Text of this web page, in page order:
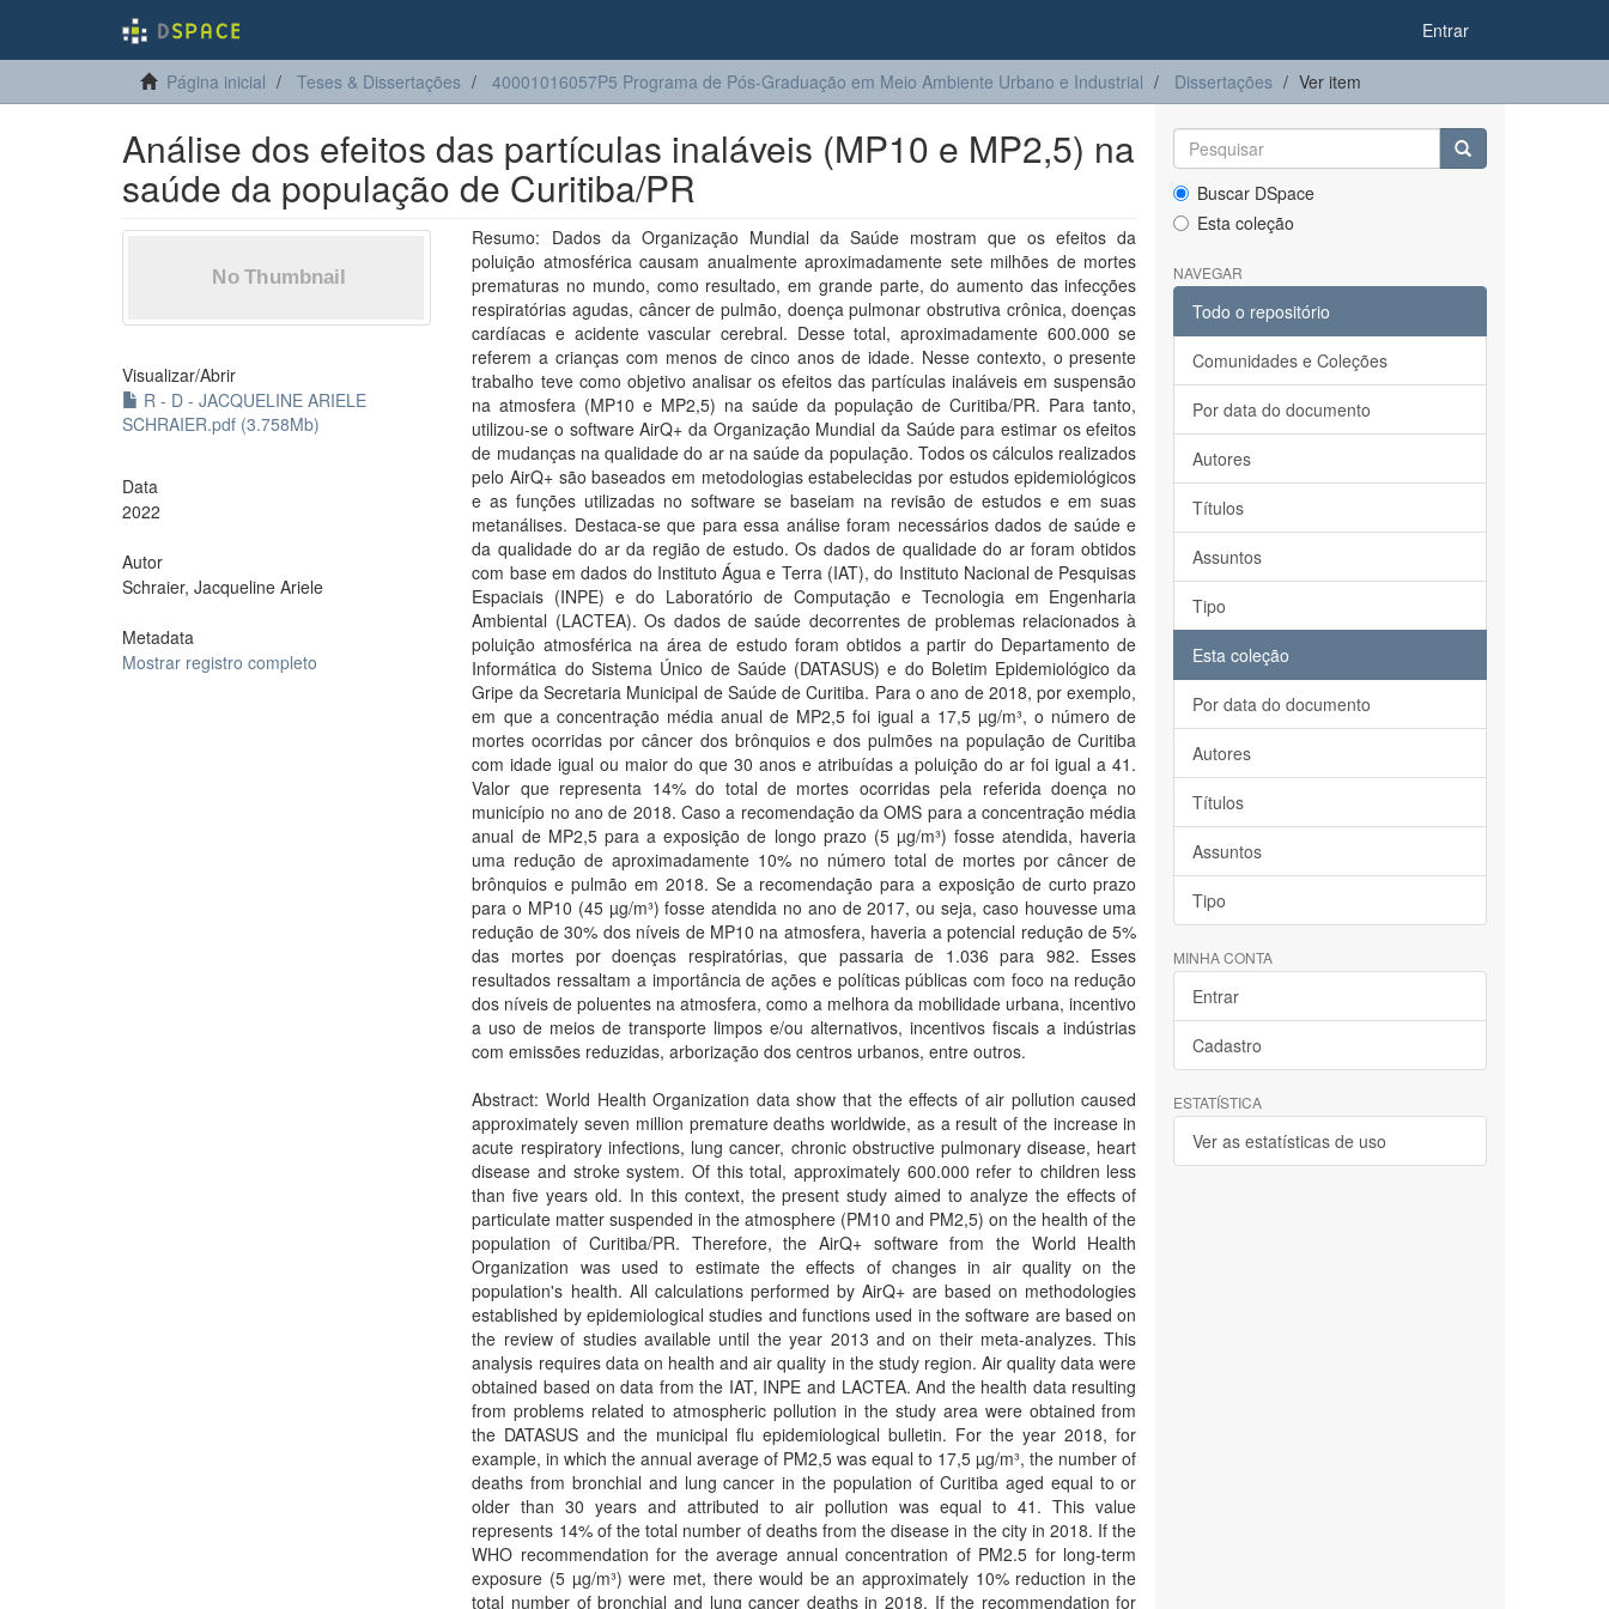
Entrar
Página inicial Teses & Dissertações 40001016057P5 Programa de Pós-Graduação em Meio Ambiente Urbano e Industrial Dissertações Ver item
Análise dos efeitos das partículas inaláveis (MP10 e MP2,5) na
saúde da população de Curitiba/PR
Visualizar/Abrir
R - D - JACQUELINE ARIELE
SCHRAIER.pdf (3.758Mb)
Data
2022
Autor
Schraier, Jacqueline Ariele
Metadata
Mostrar registro completo
Resumo: Dados da Organização Mundial da Saúde mostram que os efeitos da
poluição atmosférica causam anualmente aproximadamente sete milhões de mortes
prematuras no mundo, como resultado, em grande parte, do aumento das infecções
respiratórias agudas, câncer de pulmão, doença pulmonar obstrutiva crônica, doenças
cardíacas e acidente vascular cerebral. Desse total, aproximadamente 600.000 se
referem a crianças com menos de cinco anos de idade. Nesse contexto, o presente
trabalho teve como objetivo analisar os efeitos das partículas inaláveis em suspensão
na atmosfera (MP10 e MP2,5) na saúde da população de Curitiba/PR. Para tanto,
utilizou-se o software AirQ+ da Organização Mundial da Saúde para estimar os efeitos
de mudanças na qualidade do ar na saúde da população. Todos os cálculos realizados
pelo AirQ+ são baseados em metodologias estabelecidas por estudos epidemiológicos
e as funções utilizadas no software se baseiam na revisão de estudos e em suas
metanálises. Destaca-se que para essa análise foram necessários dados de saúde e
da qualidade do ar da região de estudo. Os dados de qualidade do ar foram obtidos
com base em dados do Instituto Água e Terra (IAT), do Instituto Nacional de Pesquisas
Espaciais (INPE) e do Laboratório de Computação e Tecnologia em Engenharia
Ambiental (LACTEA). Os dados de saúde decorrentes de problemas relacionados à
poluição atmosférica na área de estudo foram obtidos a partir do Departamento de
Informática do Sistema Único de Saúde (DATASUS) e do Boletim Epidemiológico da
Gripe da Secretaria Municipal de Saúde de Curitiba. Para o ano de 2018, por exemplo,
em que a concentração média anual de MP2,5 foi igual a 17,5 µg/m³, o número de
mortes ocorridas por câncer dos brônquios e dos pulmões na população de Curitiba
com idade igual ou maior do que 30 anos e atribuídas a poluição do ar foi igual a 41.
Valor que representa 14% do total de mortes ocorridas pela referida doença no
município no ano de 2018. Caso a recomendação da OMS para a concentração média
anual de MP2,5 para a exposição de longo prazo (5 µg/m³) fosse atendida, haveria
uma redução de aproximadamente 10% no número total de mortes por câncer de
brônquios e pulmão em 2018. Se a recomendação para a exposição de curto prazo
para o MP10 (45 µg/m³) fosse atendida no ano de 2017, ou seja, caso houvesse uma
redução de 30% dos níveis de MP10 na atmosfera, haveria a potencial redução de 5%
das mortes por doenças respiratórias, que passaria de 1.036 para 982. Esses
resultados ressaltam a importância de ações e políticas públicas com foco na redução
dos níveis de poluentes na atmosfera, como a melhora da mobilidade urbana, incentivo
a uso de meios de transporte limpos e/ou alternativos, incentivos fiscais a indústrias
com emissões reduzidas, arborização dos centros urbanos, entre outros.
Abstract: World Health Organization data show that the effects of air pollution caused
approximately seven million premature deaths worldwide, as a result of the increase in
acute respiratory infections, lung cancer, chronic obstructive pulmonary disease, heart
disease and stroke system. Of this total, approximately 600.000 refer to children less
than five years old. In this context, the present study aimed to analyze the effects of
particulate matter suspended in the atmosphere (PM10 and PM2,5) on the health of the
population of Curitiba/PR. Therefore, the AirQ+ software from the World Health
Organization was used to estimate the effects of changes in air quality on the
population's health. All calculations performed by AirQ+ are based on methodologies
established by epidemiological studies and functions used in the software are based on
the review of studies available until the year 2013 and on their meta-analyzes. This
analysis requires data on health and air quality in the study region. Air quality data were
obtained based on data from the IAT, INPE and LACTEA. And the health data resulting
from problems related to atmospheric pollution in the study area were obtained from
the DATASUS and the municipal flu epidemiological bulletin. For the year 2018, for
example, in which the annual average of PM2,5 was equal to 17,5 µg/m³, the number of
deaths from bronchial and lung cancer in the population of Curitiba aged equal to or
older than 30 years and attributed to air pollution was equal to 41. This value
represents 14% of the total number of deaths from the disease in the city in 2018. If the
WHO recommendation for the average annual concentration of PM2.5 for long-term
exposure (5 µg/m³) were met, there would be an approximately 10% reduction in the
total number of bronchial and lung cancer deaths in 2018. If the recommendation for
Buscar DSpace
Esta coleção
NAVEGAR
Todo o repositório
Comunidades e Coleções
Por data do documento
Autores
Títulos
Assuntos
Tipo
Esta coleção
Por data do documento
Autores
Títulos
Assuntos
Tipo
MINHA CONTA
Entrar
Cadastro
ESTATÍSTICA
Ver as estatísticas de uso